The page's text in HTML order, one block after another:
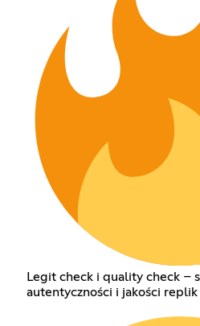
Legit check i quality check –
autentyczności i jakości